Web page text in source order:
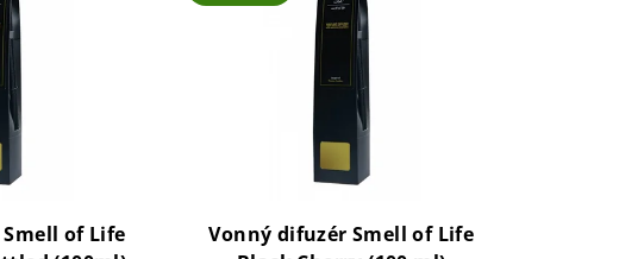
of Life
Vonný difuzér Smell of Life